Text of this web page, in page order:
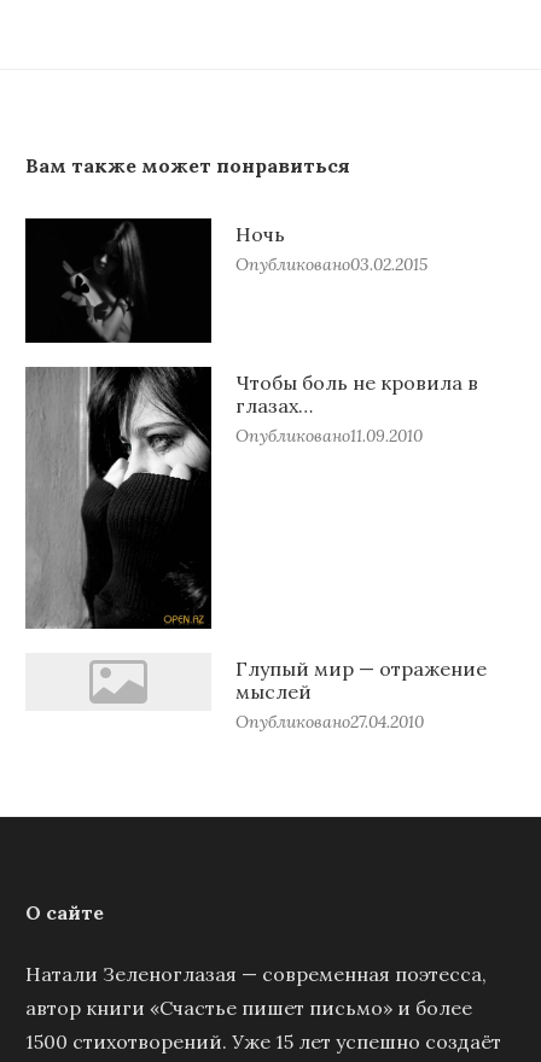
Вам также может понравиться
Ночь
Опубликовано03.02.2015
Чтобы боль не кровила в
глазах…
Опубликовано11.09.2010
Глупый мир — отражение
мыслей
Опубликовано27.04.2010
О сайте
Натали Зеленоглазая — современная поэтесса,
автор книги «Счастье пишет письмо» и более
1500 стихотворений. Уже 15 лет успешно создаёт